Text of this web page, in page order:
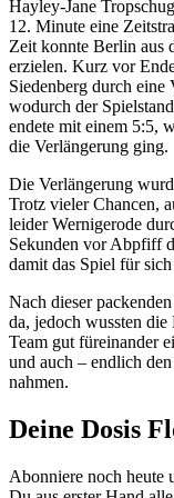
Hayley-Jane
12. Minute eine
Zeit konnte Berlin aus
erzielen. Kurz vor
Siedenberg durch
wodurch der
endete mit einem 5:5,
die Verlängerung ging.
Die Verlängerung
Trotz vieler Chancen,
leider Wernigerode
Sekunden vor Abpfiff
damit das Spiel für
Nach dieser
da, jedoch wussten
Team gut füreinander
und auch – endlich
nahmen.
Deine Dosis
Abonniere noch heute